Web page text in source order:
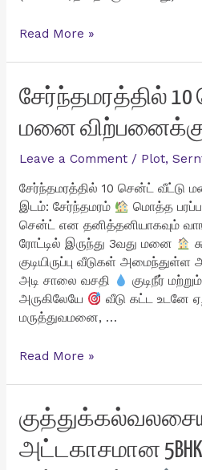
சுரண்டை
4
சென்ட்
வீட்டு
விற்பனைக்கு
Read More »
சேர்ந்தமரத்தில்
மனை
Leave a Comment / Plot,
சேர்ந்தமரத்தில் 10 சென்ட் வீட்டு
இடம்: சேர்ந்தமரம்
மொத்த
சென்ட் என தனித்தனியாகவும்
ரோட்டில் இருந்து 3வது மனை
குடியிருப்பு வீடுகள் அமைந்துள்ள
அடி சாலை வசதி
குடிநீர்
அருகிலேயே
வீடு கட்ட உடனே
மருத்துவமனை, …
சேர்ந்தமரத்தில்
வீட்டு
மனை
விற்பனைக்கு
Read More »
அட்டகாசமான 5BHK